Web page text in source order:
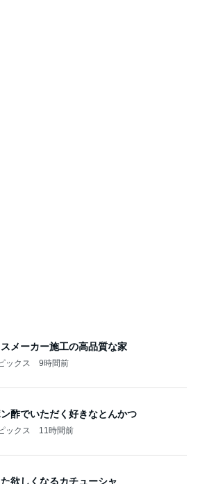
メーカー施工の高品質な家
ックス 9時間前
酢でいただく好きなとんかつ
ックス 11時間前
欲しくなるカチューシャ